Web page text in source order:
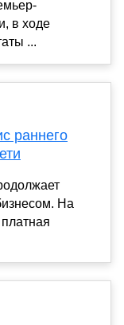
в ходе
...
раннего
На